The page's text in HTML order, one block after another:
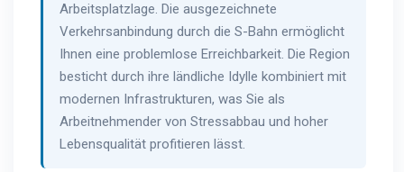
Arbeitsplatzlage. Die ausgezeichnete
Verkehrsanbindung durch die S-Bahn ermöglicht
Ihnen eine problemlose Erreichbarkeit. Die Region
besticht durch ihre ländliche Idylle kombiniert mit
modernen Infrastrukturen, was Sie als
Arbeitnehmender von Stressabbau und hoher
Lebensqualität profitieren lässt.